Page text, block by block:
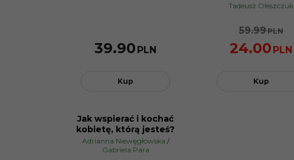
39.90 PLN
Kup
Tadeusz Oleszczuk
59.99PLN
24.00 PLN
Kup
PROMOCJA
Jak wspierać i kochać
kobietę, którą jesteś?
Adrianna Niewęgłowska /
Gabriela Para